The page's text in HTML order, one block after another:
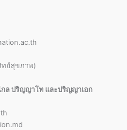
ทย์สุขภาพ)
ล ปริญญาโท และปริญญาเอก